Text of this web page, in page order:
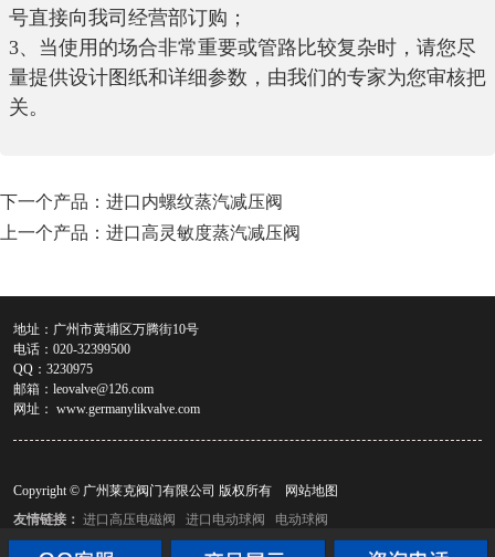
号直接向我司经营部订购；
3、当使用的场合非常重要或管路比较复杂时，请您尽
量提供设计图纸和详细参数，由我们的专家为您审核把
关。
下一个产品： 进口内螺纹蒸汽减压阀
上一个产品： 进口高灵敏度蒸汽减压阀
地址：广州市黄埔区万腾街10号
电话：020-32399500
QQ：3230975
邮箱： leovalve@126.com
网址： www.germanylikvalve.com
Copyright © 广州莱克阀门有限公司 版权所有
网站地图
友情链接： 进口高压电磁阀 进口电动球阀 电动球阀